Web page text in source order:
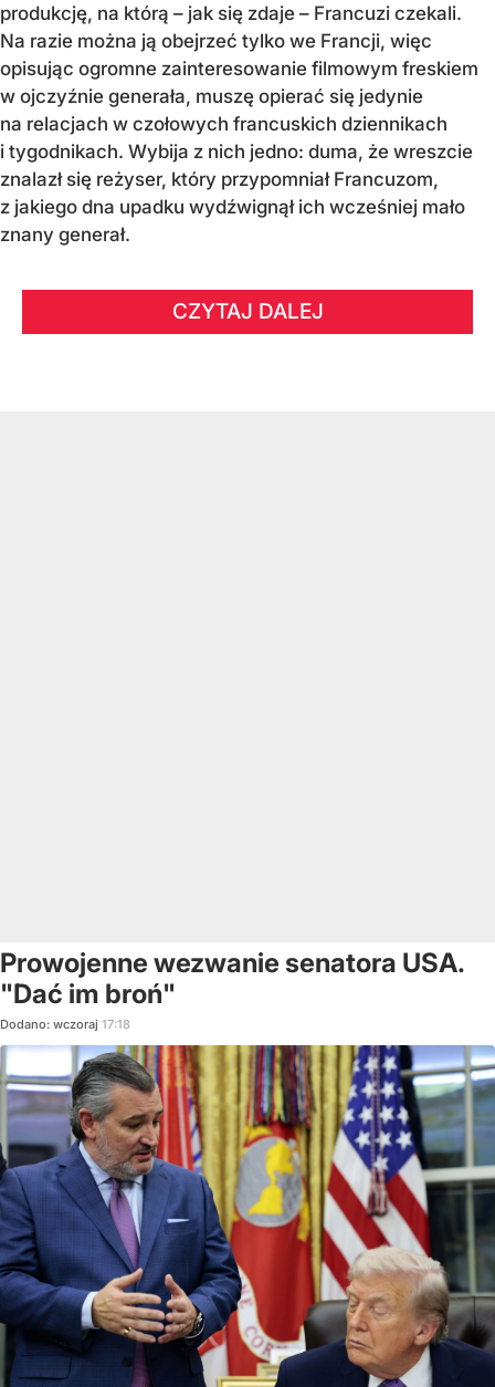
produkcję, na którą – jak się zdaje – Francuzi czekali.
Na razie można ją obejrzeć tylko we Francji, więc
opisując ogromne zainteresowanie filmowym freskiem
w ojczyźnie generała, muszę opierać się jedynie
na relacjach w czołowych francuskich dziennikach
i tygodnikach. Wybija z nich jedno: duma, że wreszcie
znalazł się reżyser, który przypomniał Francuzom,
z jakiego dna upadku wydźwignął ich wcześniej mało
znany generał.
CZYTAJ DALEJ
Prowojenne wezwanie senatora USA.
"Dać im broń"
Dodano: wczoraj 17:18